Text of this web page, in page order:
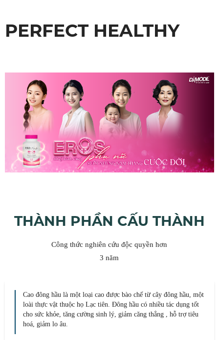
PERFECT HEALTHY
THÀNH PHẦN CẤU THÀNH
Công thức nghiên cứu độc quyền hơn
3 năm
Cao đông hầu là một loại cao được bào chế từ cây đông hầu, một
loài thực vật thuộc họ Lạc tiên. Đông hầu có nhiều tác dụng tốt
cho sức khỏe, tăng cường sinh lý, giảm căng thẳng , hỗ trợ tiêu
hoá, giảm lo âu.